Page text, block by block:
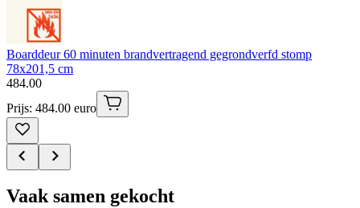
Boarddeur 60 minuten brandvertragend gegrondverfd stomp
78x201,5 cm
484.00
Prijs: 484.00 euro
Vaak samen gekocht